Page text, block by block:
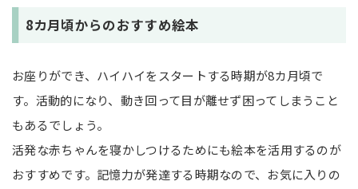
8カ月頃からのおすすめ絵本
お座りができ、ハイハイをスタートする時期が8カ月頃で
す。活動的になり、動き回って目が離せず困ってしまうこと
もあるでしょう。
活発な赤ちゃんを寝かしつけるためにも絵本を活用するのが
おすすめです。記憶力が発達する時期なので、お気に入りの